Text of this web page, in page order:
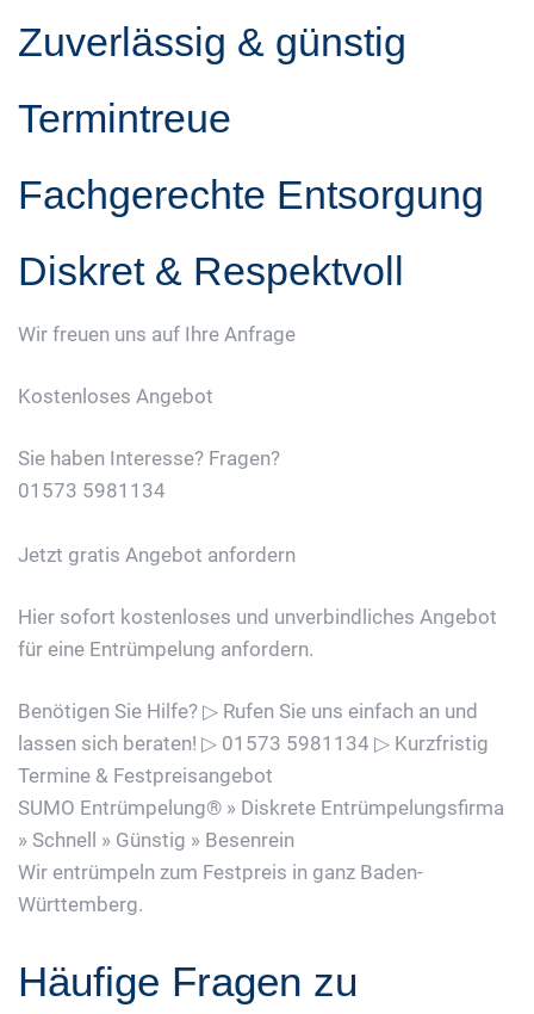
Zuverlässig & günstig
Termintreue
Fachgerechte Entsorgung
Diskret & Respektvoll
Wir freuen uns auf Ihre Anfrage
Kostenloses Angebot
Sie haben Interesse? Fragen?
01573 5981134
Jetzt gratis Angebot anfordern
Hier sofort kostenloses und unverbindliches Angebot
für eine Entrümpelung anfordern.
Benötigen Sie Hilfe? ▷ Rufen Sie uns einfach an und
lassen sich beraten! ▷ 01573 5981134 ▷ Kurzfristig
Termine & Festpreisangebot
SUMO Entrümpelung® » Diskrete Entrümpelungsfirma
» Schnell » Günstig » Besenrein
Wir entrümpeln zum Festpreis in ganz Baden-
Württemberg.
Häufige Fragen zu